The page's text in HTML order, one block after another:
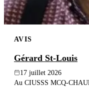
AVIS
Gérard St-Louis
17 juillet 2026
Au CIUSSS MCQ-